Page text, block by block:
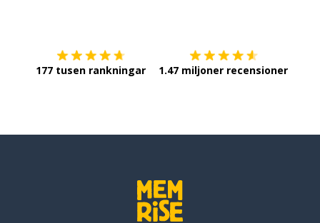
177 tusen rankningar 1.47 miljoner recensioner